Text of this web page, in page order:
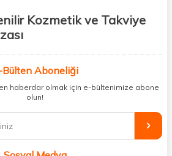
Kozmetik ve Takviye
edici gıda ürünlerini sizlerle
mağaza dolaşmanıza gerek yok;
bir çatı altında topluyor ve kapınıza kadar
ürünleriyle güzelliğinizi tamamlayabilir,
güvenilir takviye edici gıdalara
Bülten Aboneliği
haberdar olmak için e-bültenimize abone
olun!